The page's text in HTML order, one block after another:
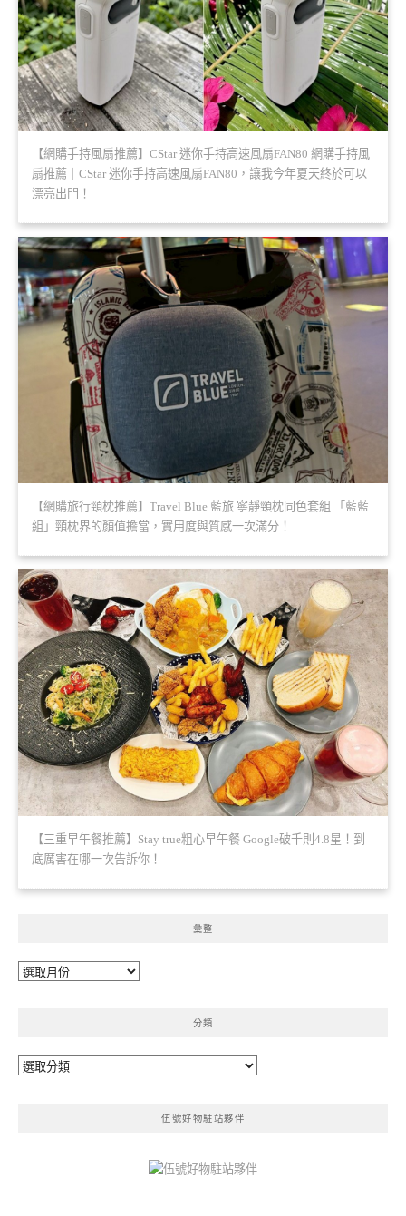
【網購手持風扇推薦】CStar 迷你手持高速風扇FAN80 網購手持風
扇推薦｜CStar 迷你手持高速風扇FAN80，讓我今年夏天終於可以
漂亮出門！
【網購旅行頸枕推薦】Travel Blue 藍旅 寧靜頸枕同色套組 「藍藍
組」頸枕界的顏值擔當，實用度與質感一次滿分！
【三重早午餐推薦】Stay true粗心早午餐 Google破千則4.8星！到
底厲害在哪一次告訴你！
彙整
彙
分類
分
伍號好物駐站夥伴